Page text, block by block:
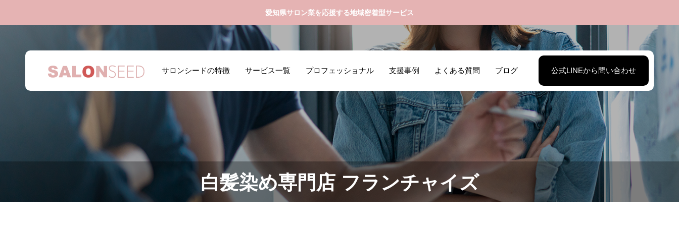
愛知県サロン業を応援する地域密着型サービス
サロンシードの特徴 サービス一覧 プロフェッショナル 支援事例 よくある質問 ブログ 公式LINEから問い合わせ
白髪染め専門店 フランチャイズ